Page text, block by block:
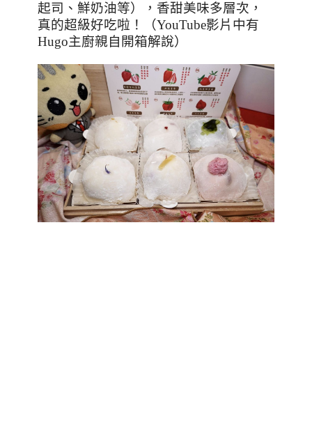
起司、鮮奶油等），香甜美味多層次，
真的超級好吃啦！（YouTube影片中有
Hugo主廚親自開箱解說）